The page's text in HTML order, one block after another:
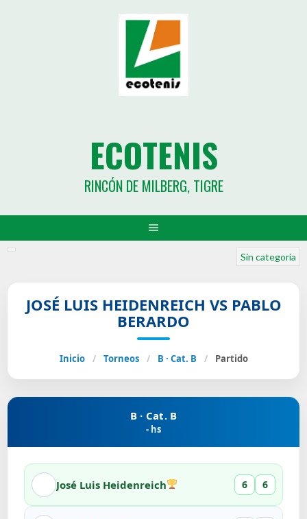
ECOTENIS
RINCÓN DE MILBERG, TIGRE
Sin categoría
JOSÉ LUIS HEIDENREICH VS PABLO
BERARDO
Inicio / Torneos / B · Cat. B / Partido
B · Cat. B
- hs
José Luis Heidenreich 6 6